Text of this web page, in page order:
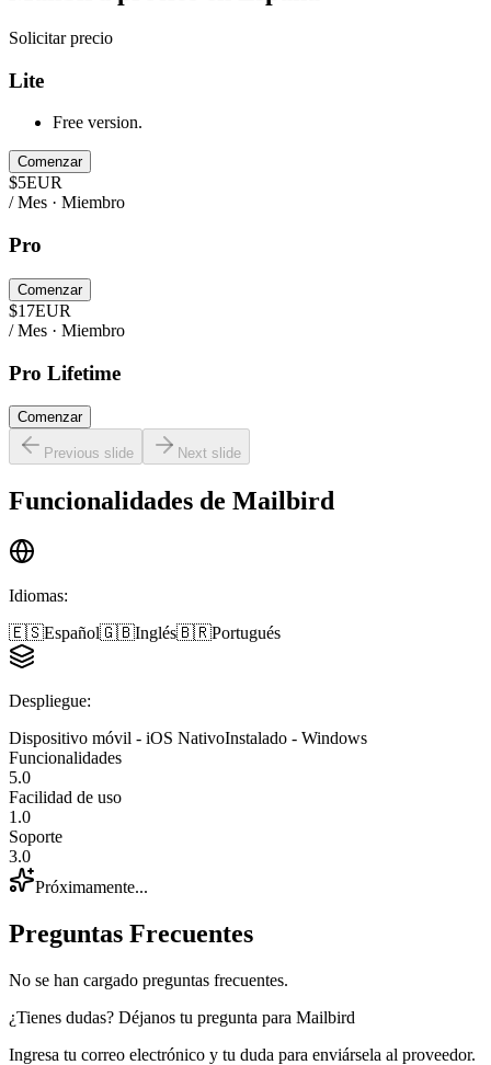
Solicitar precio
Lite
Free version.
Comenzar
$5EUR
/ Mes · Miembro
Pro
Comenzar
$17EUR
/ Mes · Miembro
Pro Lifetime
Comenzar
Previous slide Next slide
Funcionalidades de Mailbird
Idiomas:
🇪🇸Español🇬🇧Inglés🇧🇷Portugués
Despliegue:
Dispositivo móvil - iOS NativoInstalado - Windows
Funcionalidades
5.0
Facilidad de uso
1.0
Soporte
3.0
Próximamente...
Preguntas Frecuentes
No se han cargado preguntas frecuentes.
¿Tienes dudas? Déjanos tu pregunta para Mailbird
Ingresa tu correo electrónico y tu duda para enviársela al proveedor.